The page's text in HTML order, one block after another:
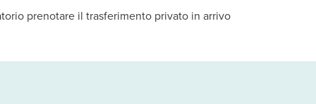
prenotare il trasferimento privato in arrivo